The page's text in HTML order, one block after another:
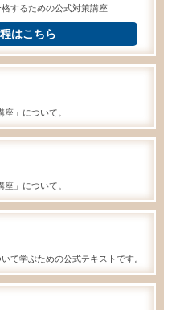
格するための公式対策講座
はこちら
座」について。
座」について。
いて学ぶための公式テキストです。